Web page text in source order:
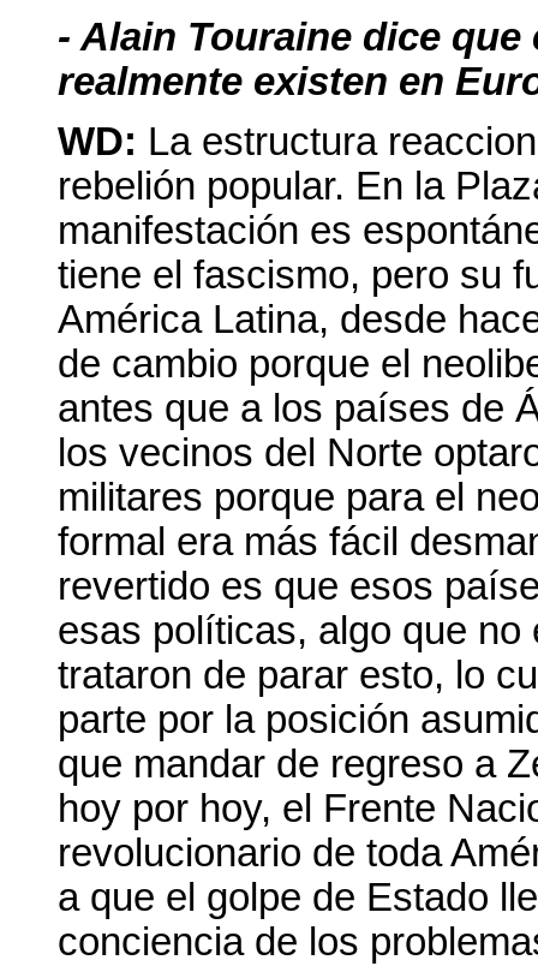
- Alain Touraine dice
realmente existen en
WD: La estructura
rebelión popular. En la
manifestación es
tiene el fascismo, pero su
América Latina, desde
de cambio porque el
antes que a los países de
los vecinos del Norte
militares porque para el
formal era más fácil
revertido es que esos
esas políticas, algo que
trataron de parar esto, lo
parte por la posición
que mandar de regreso a
hoy por hoy, el Frente
revolucionario de toda
a que el golpe de Estado
conciencia de los